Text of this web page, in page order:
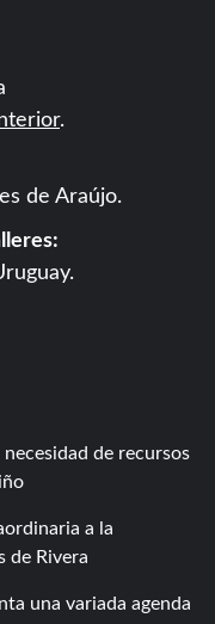
.
de Araújo.
de recursos
a la
de Rivera
una variada agenda